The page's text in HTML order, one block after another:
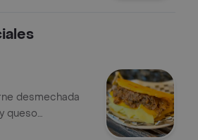
desmechada
queso